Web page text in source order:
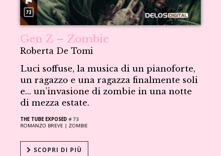
Gen Z – Zombie
Roberta De Tomi
Luci soffuse, la musica di un pianoforte,
un ragazzo e una ragazza finalmente soli
e… un’invasione di zombie in una notte
di mezza estate.
THE TUBE EXPOSED # 73
ROMANZO BREVE | ZOMBIE
SCOPRI DI PIÙ